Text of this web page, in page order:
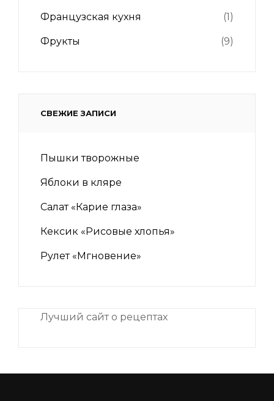
Французская кухня (1)
Фрукты (9)
СВЕЖИЕ ЗАПИСИ
Пышки творожные
Яблоки в кляре
Салат «Карие глаза»
Кексик «Рисовые хлопья»
Рулет «Мгновение»
Лучший сайт о рецептах